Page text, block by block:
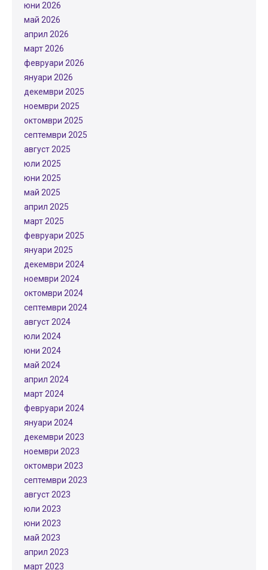
юни 2026
май 2026
април 2026
март 2026
февруари 2026
януари 2026
декември 2025
ноември 2025
октомври 2025
септември 2025
август 2025
юли 2025
юни 2025
май 2025
април 2025
март 2025
февруари 2025
януари 2025
декември 2024
ноември 2024
октомври 2024
септември 2024
август 2024
юли 2024
юни 2024
май 2024
април 2024
март 2024
февруари 2024
януари 2024
декември 2023
ноември 2023
октомври 2023
септември 2023
август 2023
юли 2023
юни 2023
май 2023
април 2023
март 2023